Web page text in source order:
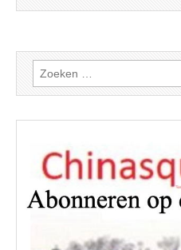
Zoeken
naar: